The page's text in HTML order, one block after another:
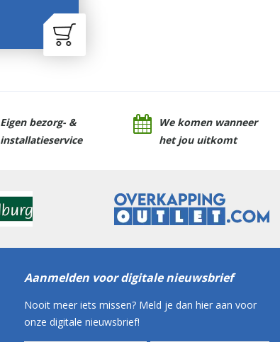
Eigen bezorg- &
installatieservice
We komen wanneer
het jou uitkomt
Aanmelden voor digitale nieuwsbrief
Nooit meer iets missen? Meld je dan hier aan voor
onze digitale nieuwsbrief!